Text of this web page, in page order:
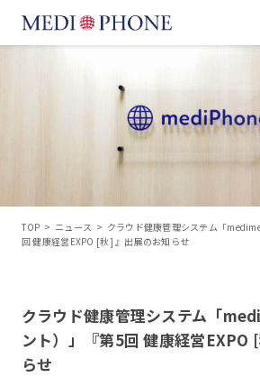
TOP > ニュース > クラウド健康管理システム「
回 健康経営EXPO [秋] 』出展のお知らせ
クラウド健康管理システム「
ント）」『第5回 健康経営EXPO
らせ